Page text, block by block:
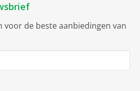
voor de beste aanbiedingen van